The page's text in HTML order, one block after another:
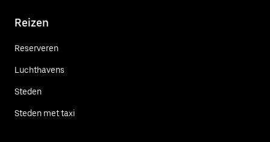
Reizen
Reserveren
Luchthavens
Steden
Steden met taxi